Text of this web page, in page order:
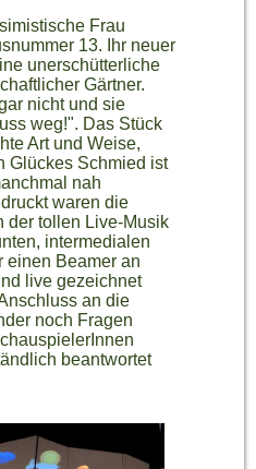
Frau
13. Ihr neuer
unerschütterliche
Gärtner.
nicht und sie
weg!". Das Stück
Art und Weise,
Glückes Schmied ist
nah
waren die
der tollen Live-Musik
intermedialen
einen Beamer an
live gezeichnet
an die
noch Fragen
beantwortet